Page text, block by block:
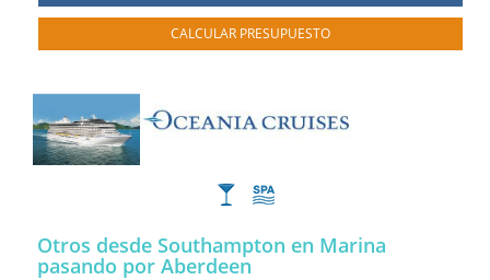
CALCULAR PRESUPUESTO
Otros desde Southampton en Marina
pasando por Aberdeen